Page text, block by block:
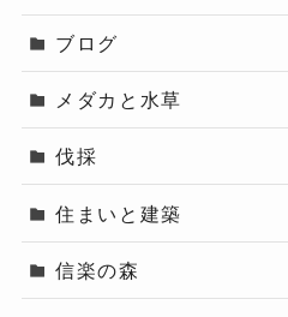
ブログ
メダカと水草
伐採
住まいと建築
信楽の森